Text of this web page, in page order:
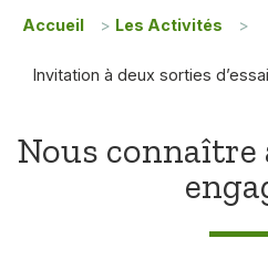
Accueil > Les Activités >
Invitation à deux sorties
Nous connaître